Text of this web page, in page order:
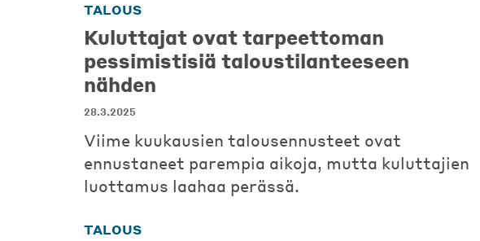
TALOUS
Kuluttajat ovat tarpeettoman
pessimistisiä taloustilanteeseen
nähden
28.3.2025
Viime kuukausien talousennusteet ovat
ennustaneet parempia aikoja, mutta kuluttajien
luottamus laahaa perässä.
TALOUS